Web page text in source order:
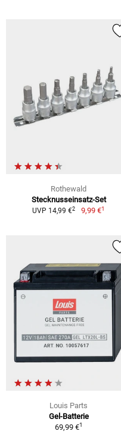
Rothewald
Stecknusseinsatz-Set
UVP 14,99 €2 9,99 €1
Louis Parts
Gel-Batterie
69,99 €1